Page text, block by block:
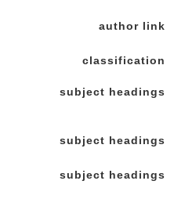
author link
classification
subject headings
subject headings
subject headings